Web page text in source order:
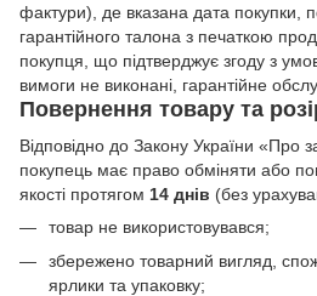
фактури), де вказана дата покупки,
гарантійного талона з печаткою
покупця, що підтверджує згоду з
вимоги не виконані, гарантійне
Повернення товару та
Відповідно до Закону України «Про
покупець має право обміняти або
якості протягом 14 днів (без
товар не використовувався;
збережено товарний вигляд,
ярлики та упаковку;